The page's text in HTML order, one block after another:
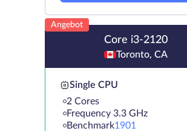
Angebot
Core i3-2120
Toronto, CA
Single CPU
2 Cores
Frequency 3.3 GHz
Benchmark1901